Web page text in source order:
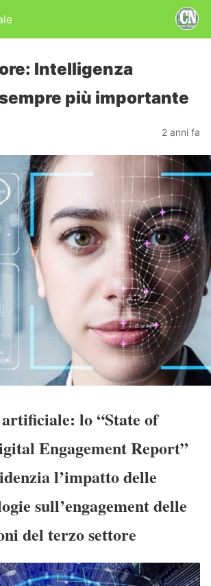
Intelligenza
più importante
2 anni fa
lo “State of
Engagement Report”
l’impatto delle
sull’engagement delle
del terzo settore